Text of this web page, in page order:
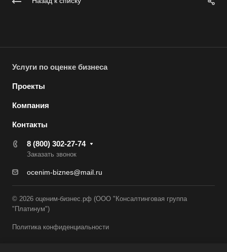
Услуги по оценке бизнеса
Проекты
Компания
Контакты
8 (800) 302-27-74
Заказать звонок
ocenim-biznes@mail.ru
© 2026 оценим-бизнес.рф (ООО "Консалтинговая группа
"Платинум")
Политика конфиденциальности
Вологда
Вольск
Воркута
Воронеж
Воскресенск
Воткинск
Выборг
Выкса